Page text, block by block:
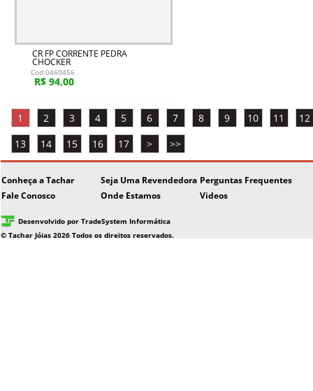
CR FP CORRENTE PEDRA
CHOCKER
Cod:0460456
R$ 94,00
1 2 3 4 5 6 7 8 9 10 11
12
13
14 15 16 17 > >>
Conheça a Tachar Seja Uma Revendedora Perguntas Frequentes
Fale Conosco
Onde Estamos Videos
Desenvolvido por TradeSystem Informática
© Tachar Jóias 2026 Todos os direitos reservados.